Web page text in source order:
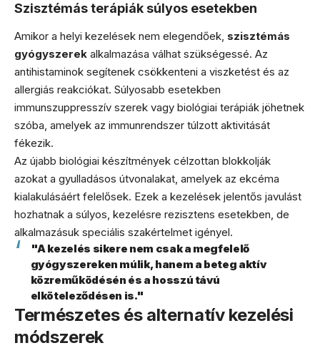
Szisztémás terápiák súlyos esetekben
Amikor a helyi kezelések nem elegendőek, szisztémás
gyógyszerek alkalmazása válhat szükségessé. Az
antihistaminok segítenek csökkenteni a viszketést és az
allergiás reakciókat. Súlyosabb esetekben
immunszuppresszív szerek vagy biológiai terápiák jöhetnek
szóba, amelyek az immunrendszer túlzott aktivitását
fékezik.
Az újabb biológiai készítmények célzottan blokkolják
azokat a gyulladásos útvonalakat, amelyek az ekcéma
kialakulásáért felelősek. Ezek a kezelések jelentős javulást
hozhatnak a súlyos, kezelésre rezisztens esetekben, de
alkalmazásuk speciális szakértelmet igényel.
"A kezelés sikere nem csak a megfelelő
gyógyszereken múlik, hanem a beteg aktív
közreműködésén és a hosszú távú
elköteleződésen is."
Természetes és alternatív kezelési
módszerek